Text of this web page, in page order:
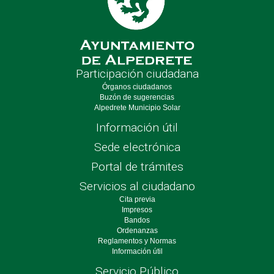
Participación ciudadana
Órganos ciudadanos
Buzón de sugerencias
Alpedrete Municipio Solar
Información útil
Sede electrónica
Portal de trámites
Servicios al ciudadano
Cita previa
Impresos
Bandos
Ordenanzas
Reglamentos y Normas
Información útil